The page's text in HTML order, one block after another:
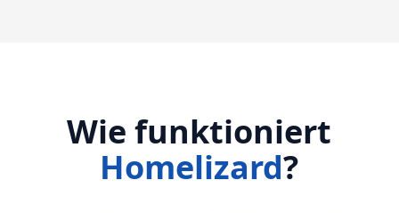
Wie funktioniert
Homelizard?